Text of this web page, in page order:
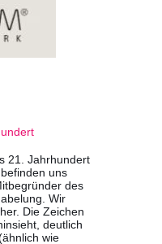
21. Jahrhundert
uns
des
Wir
Die Zeichen
deutlich
wie